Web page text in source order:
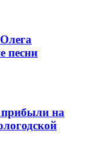
песни
прибыли на